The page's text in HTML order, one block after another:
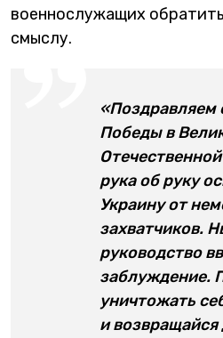
военнослужащих
смыслу.
«Поздравляем
Победы в
рука об руку
Украину от
захватчиков.
руководство
заблуждение.
уничтожать
и